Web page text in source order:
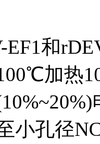
EF1和
加热
小孔径